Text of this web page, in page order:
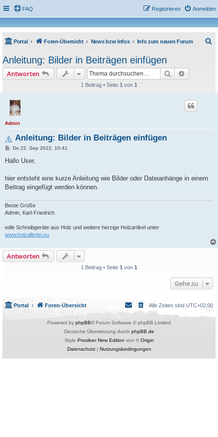
FAQ Anmelden
Registrieren
Portal Foren-Übersicht News bzw Infos Info zum neuen Forum
Anleitung: Bilder in Beiträgen einfügen
Antworten Suche
1 Beitrag • Seite 1 von 1
Admin
Anleitung: Bilder in Beiträgen einfügen
B
i
a
Do 22. Sep 2022, 10:41
Hallo User,
hier entsteht eine kurze Anleitung wie Bilder oder Dateianhänge in einem
Beitrag eingefügt werden können.
Beste Grüße
Admin, Karl-Friedrich
edle Schreibgeräte aus Holz und weitere herzige Holzartikel unter
www.holzallerlei.eu
Antworten
1 Beitrag • Seite 1 von 1
Gehe zu
Portal Foren-Übersicht Alle Zeiten sind UTC+02:00
Powered by phpBB® Forum Software © phpBB Limited
Deutsche Übersetzung durch phpBB.de
Style Prosilver New Edition von ©Origin
Datenschutz| Nutzungsbedingungen